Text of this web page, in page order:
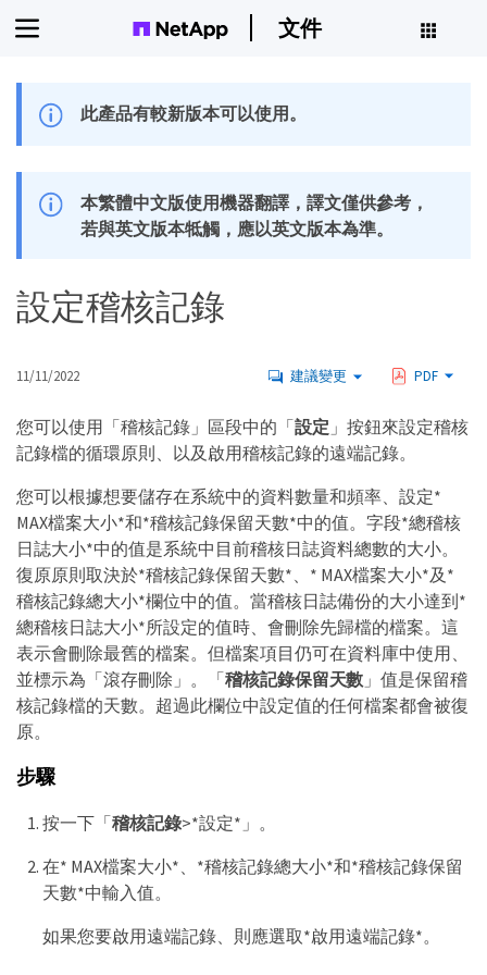
文件
此產品有較新版本可以使用。
本繁體中文版使用機器翻譯，譯文僅供參考，
若與英文版本牴觸，應以英文版本為準。
設定稽核記錄
11/11/2022 建議變更 PDF
您可以使用「稽核記錄」區段中的「設定 」按鈕來設定稽核
記錄檔的循環原則、以及啟用稽核記錄的遠端記錄。
您可以根據想要儲存在系統中的資料數量和頻率、設定*
MAX檔案大小*和*稽核記錄保留天數*中的值。字段*總稽核
日誌大小*中的值是系統中目前稽核日誌資料總數的大小。
復原原則取決於*稽核記錄保留天數*、* MAX檔案大小*及*
稽核記錄總大小*欄位中的值。當稽核日誌備份的大小達到*
總稽核日誌大小*所設定的值時、會刪除先歸檔的檔案。這
表示會刪除最舊的檔案。但檔案項目仍可在資料庫中使用、
並標示為「滾存刪除」。「稽核記錄保留天數 」值是保留稽
核記錄檔的天數。超過此欄位中設定值的任何檔案都會被復
原。
步驟
按一下「稽核記錄>*設定*」。
在* MAX檔案大小*、*稽核記錄總大小*和*稽核記錄保留
天數*中輸入值。
如果您要啟用遠端記錄、則應選取*啟用遠端記錄*。